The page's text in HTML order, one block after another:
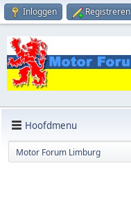
Inloggen Registreren
Hoofdmenu
Motor Forum Limburg